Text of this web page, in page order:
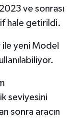
ve sonrası
hale getirildi.
yeni Model
seviyesini
sonra aracın